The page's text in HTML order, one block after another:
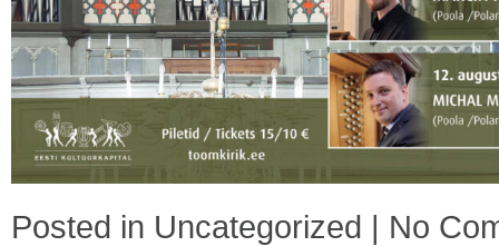
Posted in Uncategorized | No